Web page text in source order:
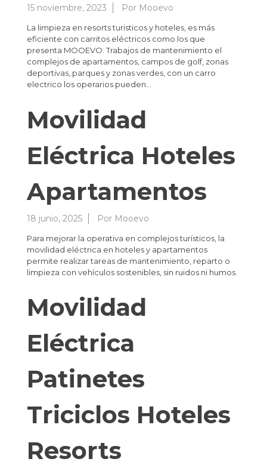
15 noviembre, 2023 Por Mooevo
La limpieza en resorts turisticos y hoteles, es más
eficiente con carritos eléctricos como los que
presenta MOOEVO. Trabajos de mantenimiento el
complejos de apartamentos, campos de golf, zonas
deportivas, parques y zonas verdes, con un carro
electrico los operarios pueden…
Movilidad
Eléctrica Hoteles
Apartamentos
18 junio, 2025 Por Mooevo
Para mejorar la operativa en complejos turísticos, la
movilidad eléctrica en hoteles y apartamentos
permite realizar tareas de mantenimiento, reparto o
limpieza con vehículos sostenibles, sin ruidos ni humos.
Movilidad
Eléctrica
Patinetes
Triciclos Hoteles
Resorts